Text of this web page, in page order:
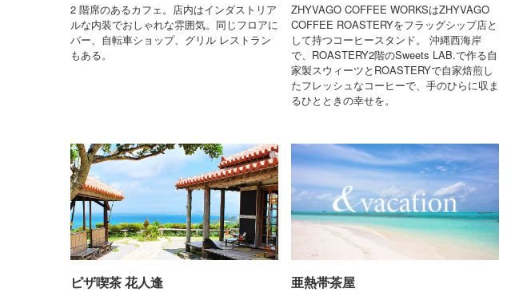
2 階席のあるカフェ。店内はインダストリア
ルな内装でおしゃれな雰囲気。同じフロアに
バー、自転車ショップ、グリル レストラン
もある。
ZHYVAGO COFFEE WORKSはZHYVAGO
COFFEE ROASTERYをフラッグシップ店と
して持つコーヒースタンド。 沖縄西海岸
で、ROASTERY2階のSweets LAB.で作る自
家製スウィーツとROASTERYで自家焙煎し
たフレッシュなコーヒーで、手のひらに収ま
るひとときの幸せを。
ピザ喫茶 花人逢 亜熱帯茶屋